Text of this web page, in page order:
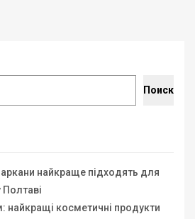
Поиск
найкраще підходять для
Полтаві
найкращі косметичні продукти